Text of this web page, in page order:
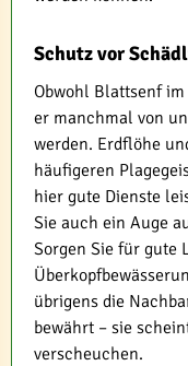
Schutz vor
Obwohl Blattsenf
er manchmal von
werden. Erdflöhe
häufigeren
hier gute Dienste
Sie auch ein Auge
Sorgen Sie für gute
übrigens die
bewährt – sie
verscheuchen.